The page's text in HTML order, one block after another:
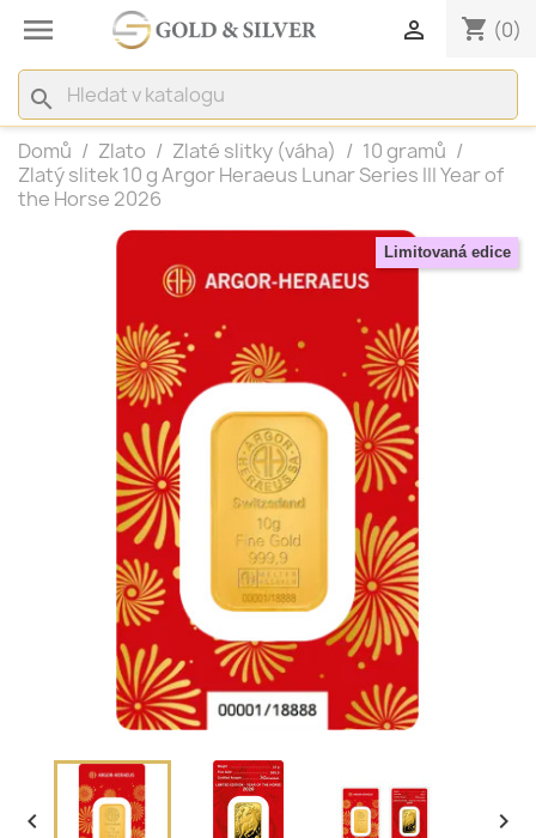
 shopping_cart (0)

search
Domů Zlato Zlaté slitky (váha)
10 gramů
Zlatý slitek 10 g Argor Heraeus Lunar Series III Year of
the Horse 2026
Limitovaná edice
 